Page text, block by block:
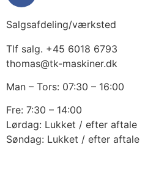
Salgsafdeling/værksted
Tlf salg. +45 6018 6793
thomas@tk-maskiner.dk
Man – Tors: 07:30 – 16:00
Fre: 7:30 – 14:00
Lørdag: Lukket / efter aftale
Søndag: Lukket / efter aftale